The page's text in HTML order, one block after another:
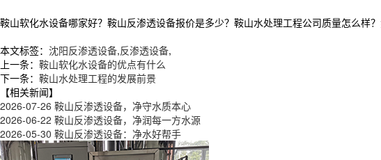
鞍山软化水设备哪家好？鞍山反渗透设备报价是多少？鞍山水处理工程公司质量怎么
本文标签： 沈阳反渗透设备,反渗透设备,
上一条： 鞍山软化水设备的优点有什么
下一条： 鞍山水处理工程的发展前景
【相关新闻】
2026-07-26 鞍山反渗透设备，净守水质本心
2026-06-22 鞍山反渗透设备，净润每一方水源
2026-05-30 鞍山反渗透设备：净水好帮手